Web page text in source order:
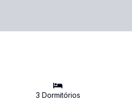
3 Dormitórios